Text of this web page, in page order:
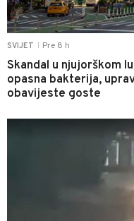
SVIJET Pre 8 h
Skandal u njujorškom
opasna bakterija,
obavijeste goste